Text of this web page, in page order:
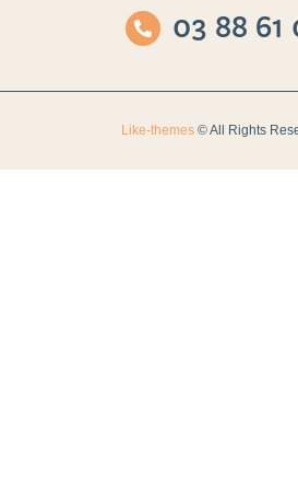
03 88 61
Like-themes© All Rights